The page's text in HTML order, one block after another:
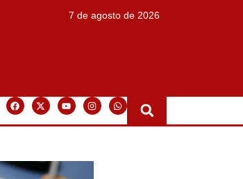
7 de agosto de 2026